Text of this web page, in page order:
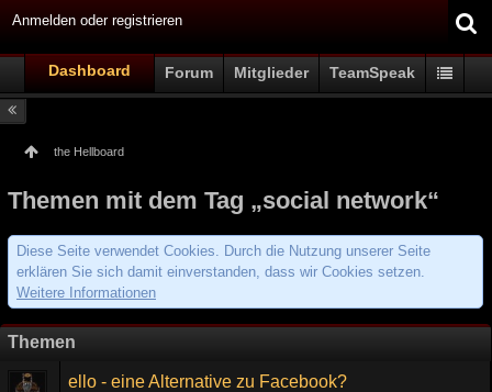
Anmelden oder registrieren
Dashboard Forum Mitglieder TeamSpeak
the Hellboard
Themen mit dem Tag „social network“
Diese Seite verwendet Cookies. Durch die Nutzung unserer Seite
erklären Sie sich damit einverstanden, dass wir Cookies setzen.
Weitere Informationen
Themen
ello - eine Alternative zu Facebook?